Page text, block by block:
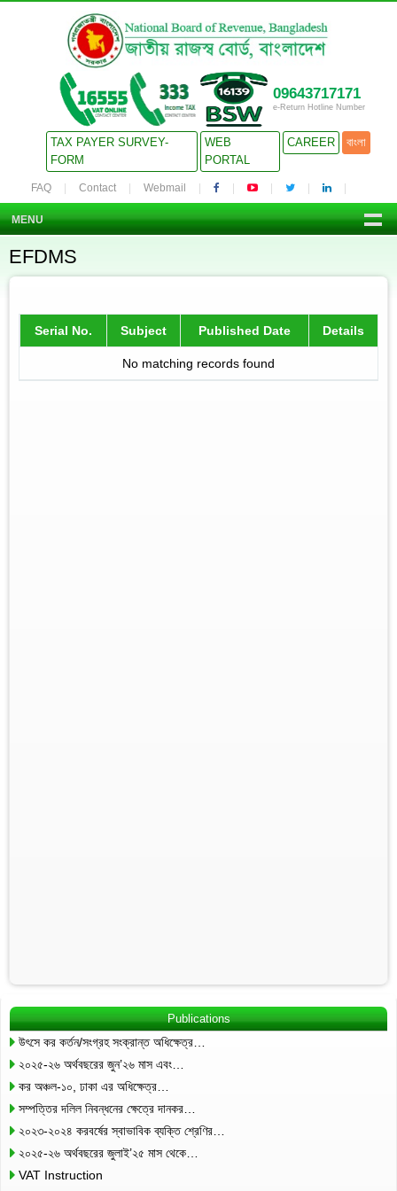
09643717171
e-Return Hotline Number
TAX PAYER SURVEY-
FORM
WEB
PORTAL
CAREER বাংলা
FAQ Contact Webmail
MENU
EFDMS
Serial No. Subject Published Date Details
No matching records found
Publications
উৎসে কর কর্তন/সংগ্রহ সংক্রান্ত অধিক্ষেত্র…
২০২৫-২৬ অর্থবছরের জুন’২৬ মাস এবং…
কর অঞ্চল-১০, ঢাকা এর অধিক্ষেত্র…
সম্পত্তির দলিল নিবন্ধনের ক্ষেত্রে দানকর…
২০২৩-২০২৪ করবর্ষের স্বাভাবিক ব্যক্তি শ্রেণির…
২০২৫-২৬ অর্থবছরের জুলাই’২৫ মাস থেকে…
VAT Instruction